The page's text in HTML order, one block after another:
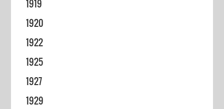
1919
1920
1922
1925
1927
1929